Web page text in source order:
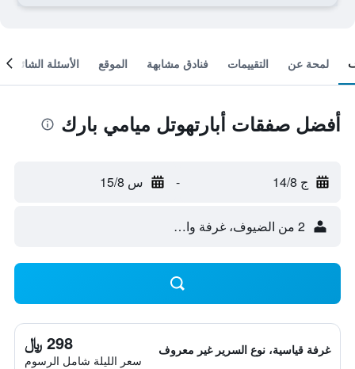
لمحة عن التقييمات فنادق مشابهة الموقع الأسئلة الشائعة
أفضل صفقات أبارتهوتل ميامي بارك
ج 14/8 - س 15/8
2 من الضيوف، غرفة واحدة
غرفة قياسية، نوع السرير غير معروف 298 ﷼
سعر الليلة شامل الرسوم